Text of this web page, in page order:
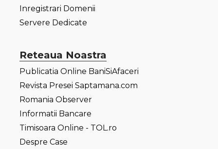
Inregistrari Domenii
Servere Dedicate
Reteaua Noastra
Publicatia Online BaniSiAfaceri
Revista Presei Saptamana.com
Romania Observer
Informatii Bancare
Timisoara Online - TOL.ro
Despre Case